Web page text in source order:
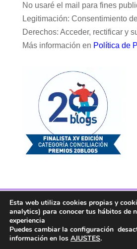
No usaré el mail para fines
Legitimación: Consentimiento
Derechos: Acceder, rectificar y
Más información en Política de
Facebook Twitter
Instagram
Aviso legal
Esta web utiliza cookies propias y
analytics) para conocer tus hábitos de
experiencia
Puedes cambiar la configuración
información en los AJUSTES.